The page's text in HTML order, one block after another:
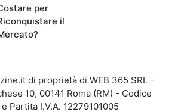
per
il
di proprietà di WEB 365 SRL -
10, 00141 Roma (RM) - Codice
Partita I.V.A. 12279101005